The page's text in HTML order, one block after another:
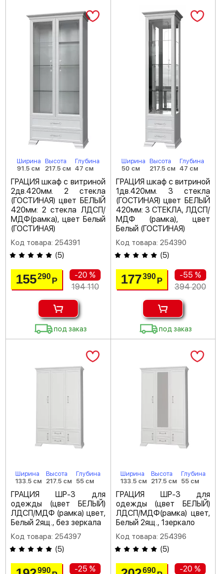
Ширина
91.5 см
Высота
217.5 см
Глубина
47 см
ГРАЦИЯ шкаф с витриной
2дв.420мм. 2 стекла
(ГОСТИНАЯ) цвет БЕЛЫЙ
420мм: 2 стекла ЛДСП/
МДФ(рамка), цвет Белый
(ГОСТИНАЯ)
Код товара: 254391
(5)
155290Р
-20 %
194 110
под заказ
Ширина
50 см
Высота
217.5 см
Глубина
47 см
ГРАЦИЯ шкаф с витриной
1дв.420мм. 3 стекла
(ГОСТИНАЯ) цвет БЕЛЫЙ
420мм: 3 СТЕКЛА, ЛДСП/
МДФ (рамка), цвет
Белый (ГОСТИНАЯ)
Код товара: 254390
(5)
177390 Р
-55 %
394 200
под заказ
Ширина
133.5 см
Высота
217.5 см
Глубина
55 см
ГРАЦИЯ ШР-3 для
одежды (цвет БЕЛЫЙ)
ЛДСП/МДФ (рамка) цвет,
Белый 2ящ., без зеркала
Код товара: 254397
(5)
990
-25 %
Ширина
133.5 см
Высота
217.5 см
Глубина
55 см
ГРАЦИЯ ШР-3 для
одежды (цвет БЕЛЫЙ)
ЛДСП/МДФ(рамка) цвет,
Белый 2ящ., 1зеркало
Код товара: 254396
(5)
690
-20 %